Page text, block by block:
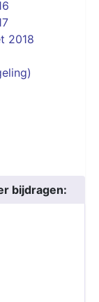
2018
bijdragen: